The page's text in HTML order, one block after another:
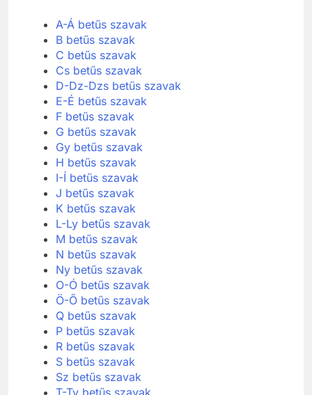
A-Á betűs szavak
B betűs szavak
C betűs szavak
Cs betűs szavak
D-Dz-Dzs betűs szavak
E-É betűs szavak
F betűs szavak
G betűs szavak
Gy betűs szavak
H betűs szavak
I-Í betűs szavak
J betűs szavak
K betűs szavak
L-Ly betűs szavak
M betűs szavak
N betűs szavak
Ny betűs szavak
O-Ó betűs szavak
Ö-Ő betűs szavak
Q betűs szavak
P betűs szavak
R betűs szavak
S betűs szavak
Sz betűs szavak
T-Ty betűs szavak